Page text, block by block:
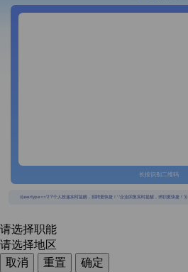
长按识别二维码
{{usertype=='2'?'个人投递实时提醒，招聘更快捷！':'企业回复实时提醒，求职更快捷！'}}
请选择职能
请选择地区
取消
重置
确定